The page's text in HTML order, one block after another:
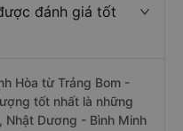
đánh giá tốt
Hòa từ Trảng Bom -
tốt nhất là những
Nhật Dương - Bình Minh